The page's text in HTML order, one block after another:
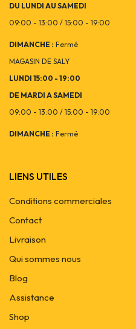
DU LUNDI AU SAMEDI
09:00 - 13:00 / 15:00 - 19:00
DIMANCHE : Fermé
MAGASIN DE SALY
LUNDI 15:00 - 19:00
DE MARDI A SAMEDI
09:00 - 13:00 / 15:00 - 19:00
DIMANCHE : Fermé
LIENS UTILES
Conditions commerciales
Contact
Livraison
Qui sommes nous
Blog
Assistance
Shop